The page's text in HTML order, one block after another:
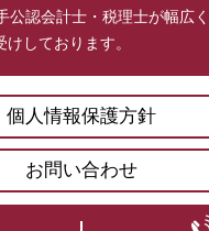
公認会計士・税理士が幅広
しております。
個人情報保護方針
お問い合わせ
トナー税理士法人